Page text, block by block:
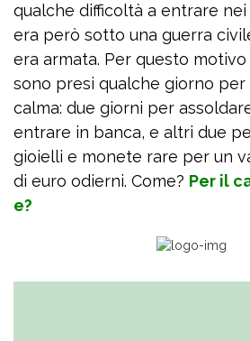
qualche difficoltà a entrare nei
era però sotto una guerra
era armata. Per questo
sono presi qualche giorno
calma: due giorni per
entrare in banca, e altri due
gioielli e monete rare per un
di euro odierni. Come? Per il
e?